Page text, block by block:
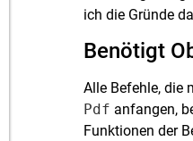
ich die Gründe
Benötigt
Alle Befehle, die
Pdf anfangen,
Funktionen der